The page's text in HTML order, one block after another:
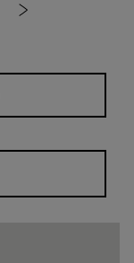
Próximo